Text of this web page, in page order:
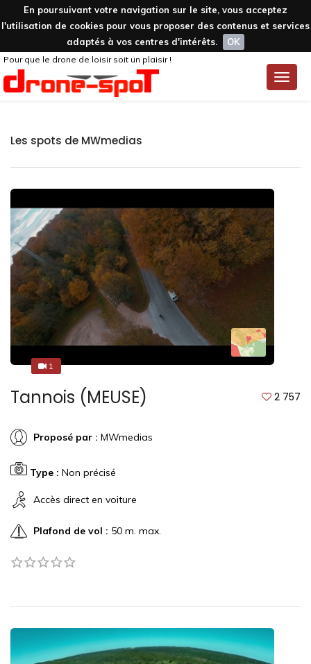
En poursuivant votre navigation sur le site, vous acceptez
l'utilisation de cookies pour vous proposer des contenus et services
adaptés à vos centres d'intérêts.
OK
Toggle
Pour que le drone de loisir soit un plaisir !
Les spots de MWmedias
11
Tannois (MEUSE) 2 757
Proposé par : MWmedias
Type : Non précisé
Accès direct en voiture
Plafond de vol : 50 m. max.